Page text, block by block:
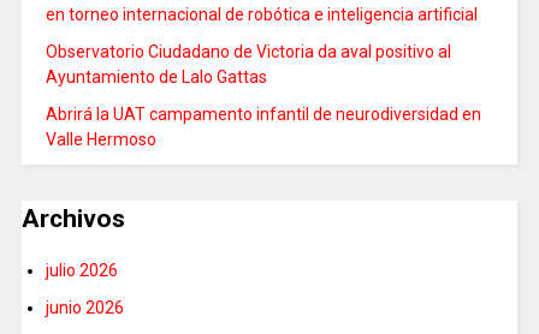
en torneo internacional de robótica e inteligencia artificial
Observatorio Ciudadano de Victoria da aval positivo al
Ayuntamiento de Lalo Gattas
Abrirá la UAT campamento infantil de neurodiversidad en
Valle Hermoso
Archivos
julio 2026
junio 2026